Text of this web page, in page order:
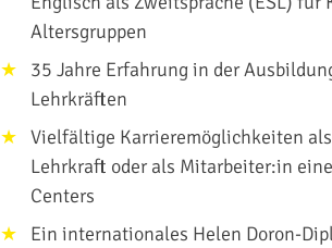
Altersgruppen
35 Jahre Erfahrung in der
Lehrkräften
Vielfältige Karrieremöglichkeiten
Lehrkraft oder als Mitarbeiter:in
Centers
Ein internationales Helen Doron-